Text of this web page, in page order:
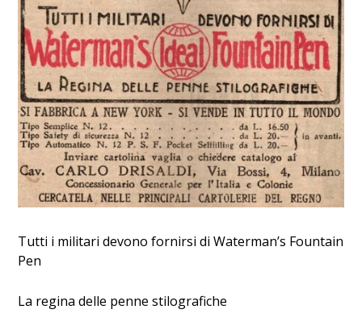
Tutti i militari devono fornirsi di Waterman’s Fountain
Pen
La regina delle penne stilografiche